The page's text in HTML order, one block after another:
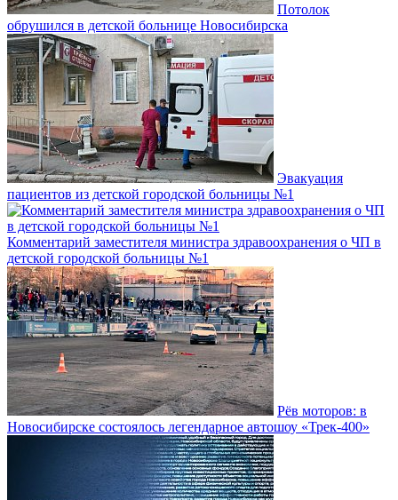
Потолок
обрушился в детской больнице Новосибирска
Эвакуация
пациентов из детской городской больницы №1
Комментарий заместителя министра здравоохранения о ЧП в
детской городской больницы №1
Рёв моторов: в
Новосибирске состоялось легендарное автошоу «Трек-400»